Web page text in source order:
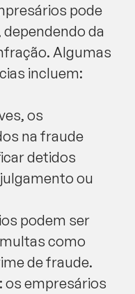
pode
da
Algumas
incluem:
os
na fraude
detidos
ou
podem ser
como
de fraude.
os empresários